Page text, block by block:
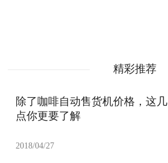
精彩推荐
除了咖啡自动售货机价格，这几
点你更要了解
2018/04/27